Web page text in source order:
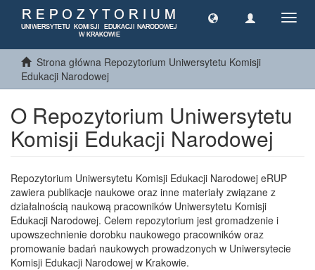
Strona główna Repozytorium Uniwersytetu Komisji
Edukacji Narodowej
O Repozytorium Uniwersytetu
Komisji Edukacji Narodowej
Repozytorium Uniwersytetu Komisji Edukacji Narodowej eRUP
zawiera publikacje naukowe oraz inne materiały związane z
działalnością naukową pracowników Uniwersytetu Komisji
Edukacji Narodowej. Celem repozytorium jest gromadzenie i
upowszechnienie dorobku naukowego pracowników oraz
promowanie badań naukowych prowadzonych w Uniwersytecie
Komisji Edukacji Narodowej w Krakowie.